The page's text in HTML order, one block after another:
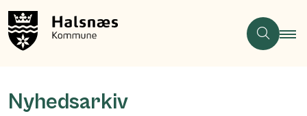
Nyhedsarkiv